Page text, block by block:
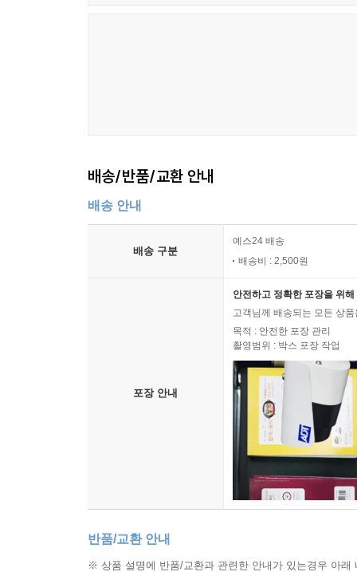
배송/반품/교환 안내
배송 안내
배송 구분
예스24 배송
배송비 : 2,500원
포장 안내
안전하고 정확한 포장을 위
고객님께 배송되는 모든 상
목적 : 안전한 포장 관리
촬영범위 : 박스 포장 작업
반품/교환 안내
※ 상품 설명에 반품/교환과 관련한 안내가 있는경우 아